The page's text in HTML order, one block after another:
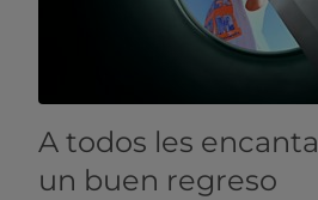
A todos les encanta
un buen regreso